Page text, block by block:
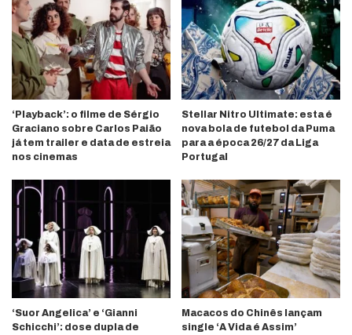
‘Playback’: o filme de Sérgio
Graciano sobre Carlos Paião
já tem trailer e data de estreia
nos cinemas
Stellar Nitro Ultimate: esta é
nova bola de futebol da Puma
para a época 26/27 da Liga
Portugal
‘Suor Angelica’ e ‘Gianni
Schicchi’: dose dupla de
Macacos do Chinês lançam
single ‘A Vida é Assim’